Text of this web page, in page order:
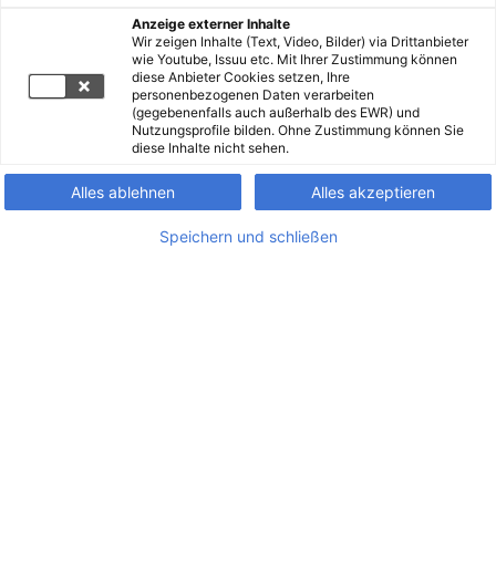
Anzeige externer Inhalte
Wir zeigen Inhalte (Text, Video, Bilder) via Drittanbieter
wie Youtube, Issuu etc. Mit Ihrer Zustimmung können
diese Anbieter Cookies setzen, Ihre
personenbezogenen Daten verarbeiten
(gegebenenfalls auch außerhalb des EWR) und
Nutzungsprofile bilden. Ohne Zustimmung können Sie
diese Inhalte nicht sehen.
Alles ablehnen Alles akzeptieren
Speichern und schließen